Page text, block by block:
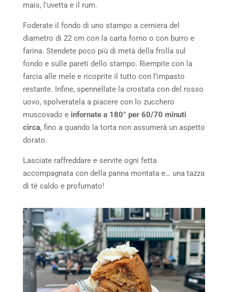
mais, l’uvetta e il rum.
Foderate il fondo di uno stampo a cerniera del
diametro di 22 cm con la carta forno o con burro e
farina. Stendete poco più di metà della frolla sul
fondo e sulle pareti dello stampo. Riempite con la
farcia alle mele e ricoprite il tutto con l’impasto
restante. Infine, spennellate la crostata con del rosso
uovo, spolveratela a piacere con lo zucchero
muscovado e infornate a 180° per 60/70 minuti
circa, fino a quando la torta non assumerà un aspetto
dorato.
Lasciate raffreddare e servite ogni fetta
accompagnata con della panna montata e… una tazza
di tè caldo e profumato!